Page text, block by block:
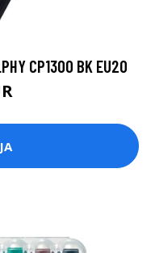
CP1300 BK EU20